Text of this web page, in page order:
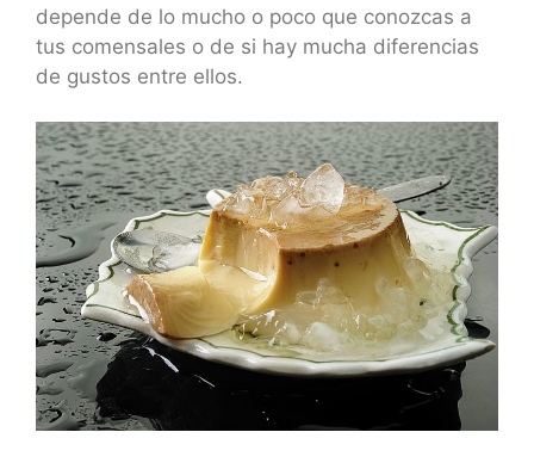
depende de lo mucho o poco que conozcas a
tus comensales o de si hay mucha diferencias
de gustos entre ellos.